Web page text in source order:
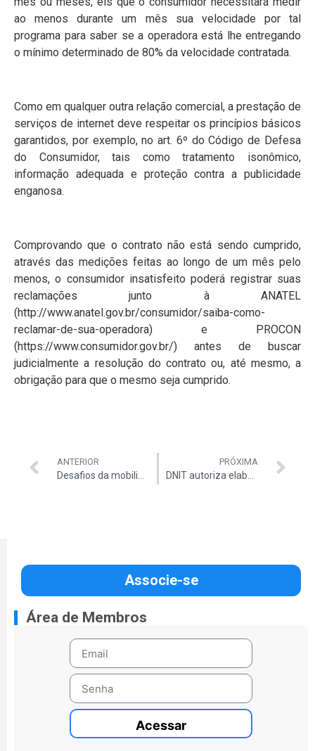
ao menos durante um mês sua velocidade por tal
programa para saber se a operadora está lhe entregando
o mínimo determinado de 80% da velocidade contratada.
Como em qualquer outra relação comercial, a prestação de
serviços de internet deve respeitar os princípios básicos
garantidos, por exemplo, no art. 6º do Código de Defesa
do Consumidor, tais como tratamento isonômico,
informação adequada e proteção contra a publicidade
enganosa.
Comprovando que o contrato não está sendo cumprido,
através das medições feitas ao longo de um mês pelo
menos, o consumidor insatisfeito poderá registrar suas
reclamações junto à ANATEL
(http://www.anatel.gov.br/consumidor/saiba-como-
reclamar-de-sua-operadora) e PROCON
(https://www.consumidor.gov.br/) antes de buscar
judicialmente a resolução do contrato ou, até mesmo, a
obrigação para que o mesmo seja cumprido.
ANTERIOR PRÓXIMA
Associe-se
Área de Membros
Acessar